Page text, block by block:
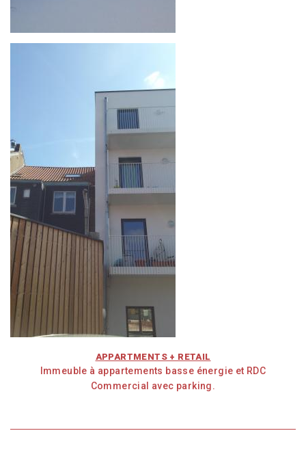
APPARTMENTS + RETAIL
Immeuble à appartements basse énergie et RDC
Commercial avec parking.